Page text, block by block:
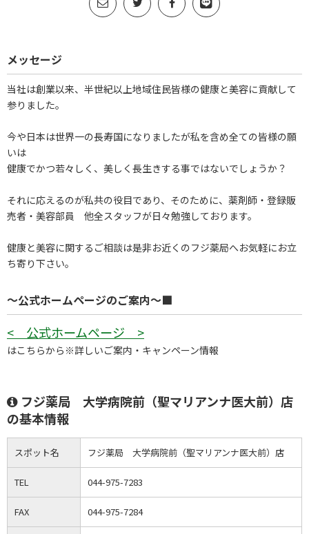
メッセージ
当社は創業以来、半世紀以上地域住民皆様の健康と美容に貢献して
参りました。
今や日本は世界一の長寿国になりましたが私を含め全ての皆様の願
いは
健康でかつ若々しく、美しく長生きする事ではないでしょうか？
それに応えるのが私共の役目であり、そのために、薬剤師・登録販
売者・美容部員 他全スタッフが日々勉強しております。
健康と美容に関するご相談は是非お近くのフジ薬局へお気軽にお立
ち寄り下さい。
～公式ホームページのご案内～■
< 公式ホームページ >
はこちらから※詳しいご案内・キャンペーン情報
フジ薬局 大学病院前（聖マリアンナ医大前）店
の基本情報
スポット名 フジ薬局 大学病院前（聖マリアンナ医大前）店
TEL 044-975-7283
FAX 044-975-7284